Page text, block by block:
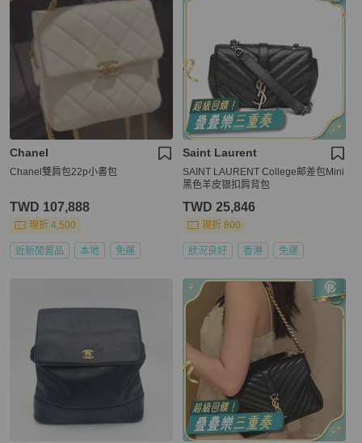
Chanel
Chanel雙肩包22p小書包
TWD 107,888
現折 4,500
近新閒置品 本地 免運
Saint Laurent
SAINT LAURENT College邮差包Mini
黑色羊皮银扣肩背包
TWD 25,846
現折 800
狀況良好 香港 免運